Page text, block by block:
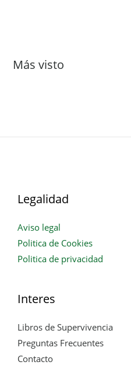
Más visto
Legalidad
Aviso legal
Politica de Cookies
Politica de privacidad
Interes
Libros de Supervivencia
Preguntas Frecuentes
Contacto